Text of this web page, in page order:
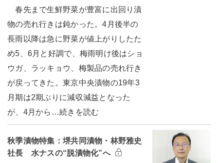
春先まで生鮮野菜が豊富に出回り漬
物の売れ行きは鈍かった。4月後半の
長雨以降は急に野菜が値上がりしたた
め5、6月と好調で、梅雨明け後はショ
ウガ、ラッキョウ、梅製品の売れ行き
が戻ってきた。東京中央漬物の19年3
月期は2期ぶりに減収減益となった
が、4月から…続きを読む
秋季漬物特集：堺共同漬物・林野雅史
社長 水ナスの“脱漬物化”へ